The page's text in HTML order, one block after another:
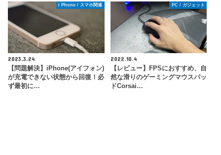
i Phone / スマホ関連
2023.3.24
【問題解決】iPhone(アイフォン)
が充電できない状態から回復！必
ず最初に…
PC / ガジェット
2022.10.4
【レビュー】FPSにおすすめ、自
然な滑りのゲーミングマウスパッ
ドCorsai…